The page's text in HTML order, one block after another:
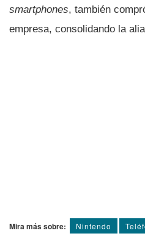
smartphones, también
empresa, consolidando la
Mira más sobre: Nintendo